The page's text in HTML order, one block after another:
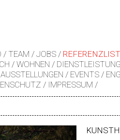
TEAM JOBS
WOHNEN DIENSTLEISTUNG
AUSSTELLUNGEN EVENTS
IMPRESSUM